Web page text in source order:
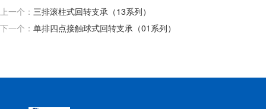
上一个： 三排滚柱式回转支承（13系列）
下一个： 单排四点接触球式回转支承（01系列）